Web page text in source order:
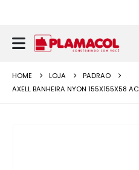
HOME LOJA
PADRAO
AXELL BANHEIRA NYON 155X155X58